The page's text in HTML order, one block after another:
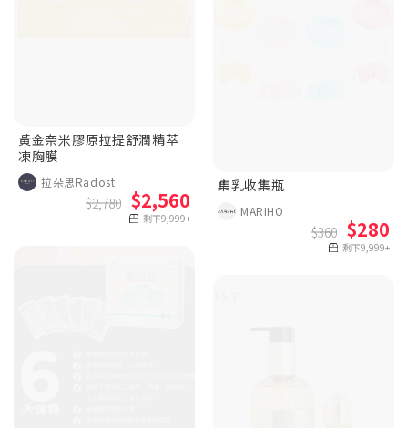
黃金奈米膠原拉提舒潤精萃
凍胸膜
拉朵思Radost
$2,560
$2,780
剩下9,999+
集乳收集瓶
MARIHO
$280
$360
剩下9,999+